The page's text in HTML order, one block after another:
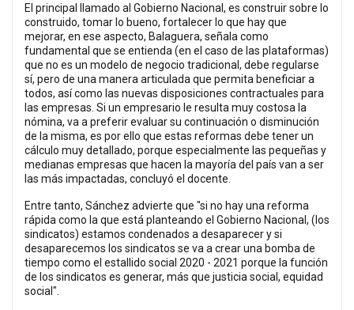
El principal llamado al Gobierno Nacional, es construir sobre lo
construido, tomar lo bueno, fortalecer lo que hay que
mejorar, en ese aspecto, Balaguera, señala como
fundamental que se entienda (en el caso de las plataformas)
que no es un modelo de negocio tradicional, debe regularse
sí, pero de una manera articulada que permita beneficiar a
todos, así como las nuevas disposiciones contractuales para
las empresas. Si un empresario le resulta muy costosa la
nómina, va a preferir evaluar su continuación o disminución
de la misma, es por ello que estas reformas debe tener un
cálculo muy detallado, porque especialmente las pequeñas y
medianas empresas que hacen la mayoría del país van a ser
las más impactadas, concluyó el docente.
Entre tanto, Sánchez advierte que "si no hay una reforma
rápida como la que está planteando el Gobierno Nacional, (los
sindicatos) estamos condenados a desaparecer y si
desaparecemos los sindicatos se va a crear una bomba de
tiempo como el estallido social 2020 - 2021 porque la función
de los sindicatos es generar, más que justicia social, equidad
social".